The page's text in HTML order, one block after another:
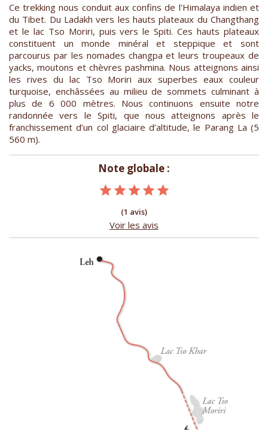
Ce trekking nous conduit aux confins de l'Himalaya indien et
du Tibet. Du Ladakh vers les hauts plateaux du Changthang
et le lac Tso Moriri, puis vers le Spiti. Ces hauts plateaux
constituent un monde minéral et steppique et sont
parcourus par les nomades changpa et leurs troupeaux de
yacks, moutons et chèvres pashmina. Nous atteignons ainsi
les rives du lac Tso Moriri aux superbes eaux couleur
turquoise, enchâssées au milieu de sommets culminant à
plus de 6 000 mètres. Nous continuons ensuite notre
randonnée vers le Spiti, que nous atteignons après le
franchissement d’un col glaciaire d’altitude, le Parang La (5
560 m).
Note globale :
(1 avis)
Voir les avis